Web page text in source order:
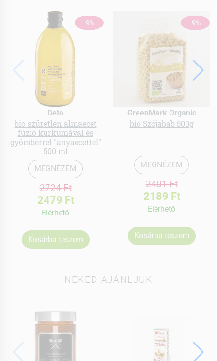
-9%
Deto
bio szűretlen almaecet
fúzió kurkumával és
gyömbérrel "anyaecettel"
500 ml
MEGNÉZEM
2724 Ft
2479 Ft
Elérhetõ
Kosárba teszem
-9%
GreenMark Organic
bio Szójabab 500g
MEGNÉZEM
2401 Ft
2189 Ft
Elérhetõ
Kosárba teszem
NEKED AJÁNLJUK